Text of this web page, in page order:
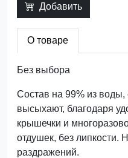
Добавить
О товаре
Без выбора
Состав на 99% из
высыхают, благодаря
крышечки и
отдушек, без липкости.
раздражений.